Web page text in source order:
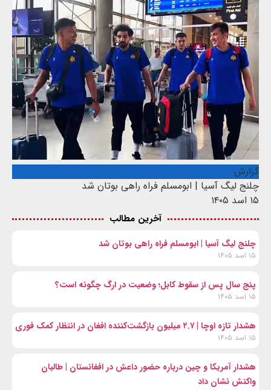
گزارش
چلنج لیگ آسیا | ابومسلم فراه راهی بوتان شد
۱۵ اسد ۱۴۰۵
آخرین مطالب
چلنج لیگ آسیا | ابومسلم فراه راهی بوتان شد
۱۵ اسد ۱۴۰۵
پنج سال پس از سقوط کابل؛ وضعیت در ارگ چگونه است؟
۱۵ اسد ۱۴۰۵
هشدار تازه اوچا | ۲.۷ میلیون بازگشت‌کننده افغان در انتظار کمک فوری
۱۵ اسد ۱۴۰۵
هشدار آمریکا و چین درباره حضور داعش در افغانستان | طالبان
واکنش نشان داد